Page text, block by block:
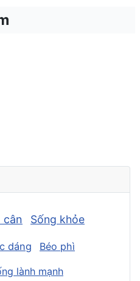
cân Sống khỏe
dáng Béo phì
lành mạnh